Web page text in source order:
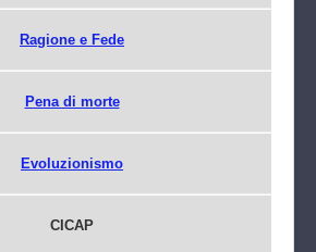
Ragione e Fede
Pena di morte
Evoluzionismo
CICAP